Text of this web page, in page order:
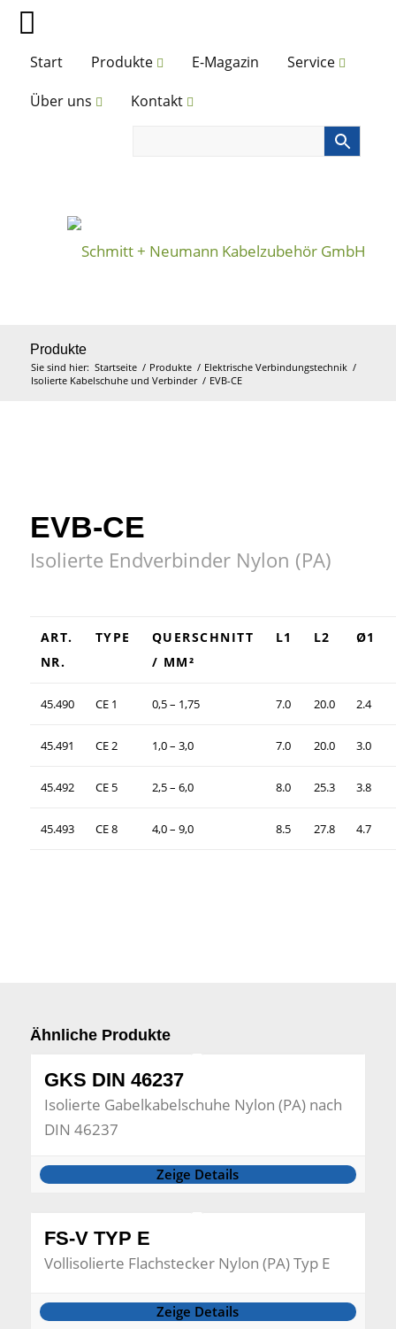
Start Produkte E-Magazin
Service
Über uns
Kontakt
Produkte
Sie sind hier: Startseite / Produkte / Elektrische Verbindungstechnik /
Isolierte Kabelschuhe und Verbinder / EVB-CE
EVB-CE
Isolierte Endverbinder Nylon (PA)
ART.
NR.
TYPE
QUERSCHNITT
/ MM²
L1 L2 Ø1
45.490 CE 1 0,5 – 1,75 7.0 20.0 2.4
45.491 CE 2 1,0 – 3,0 7.0 20.0 3.0
45.492 CE 5 2,5 – 6,0 8.0 25.3 3.8
45.493 CE 8 4,0 – 9,0 8.5 27.8 4.7
Ähnliche Produkte
GKS DIN 46237
Isolierte Gabelkabelschuhe Nylon (PA) nach
DIN 46237
Zeige Details
FS-V TYP E
Vollisolierte Flachstecker Nylon (PA) Typ E
Zeige Details